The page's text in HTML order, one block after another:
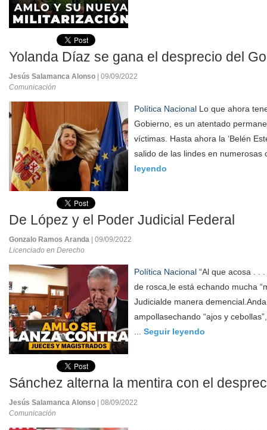
Yolanda Díaz se gana el desprecio del
Jesús Salamanca Alonso
| 09/09/2022
Comunicación
Política Nacional Lo que ahora
Gobierno, es un atentado
víctimas. Hasta ahora la ‘Belén
salido de las lindes en numerosas
leyendo
De López y el Poder Judicial Federal
Gonzalo Ramos Aranda
| 09/09/2022
Licenciado en Derecho
Política Nacional “Al que acosa . .
de rosca,le está echando mucha
Judicialde manera
ampollasechando “ajos y
Seguir leyendo
Sánchez alterna la mentira con el
Jesús Salamanca Alonso
| 08/09/2022
Comunicación